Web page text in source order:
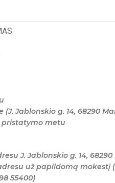
Jablonskio g. 14, 68290
pristatymo metu
J. Jablonskio g. 14,
už papildomą mokestį
55400)